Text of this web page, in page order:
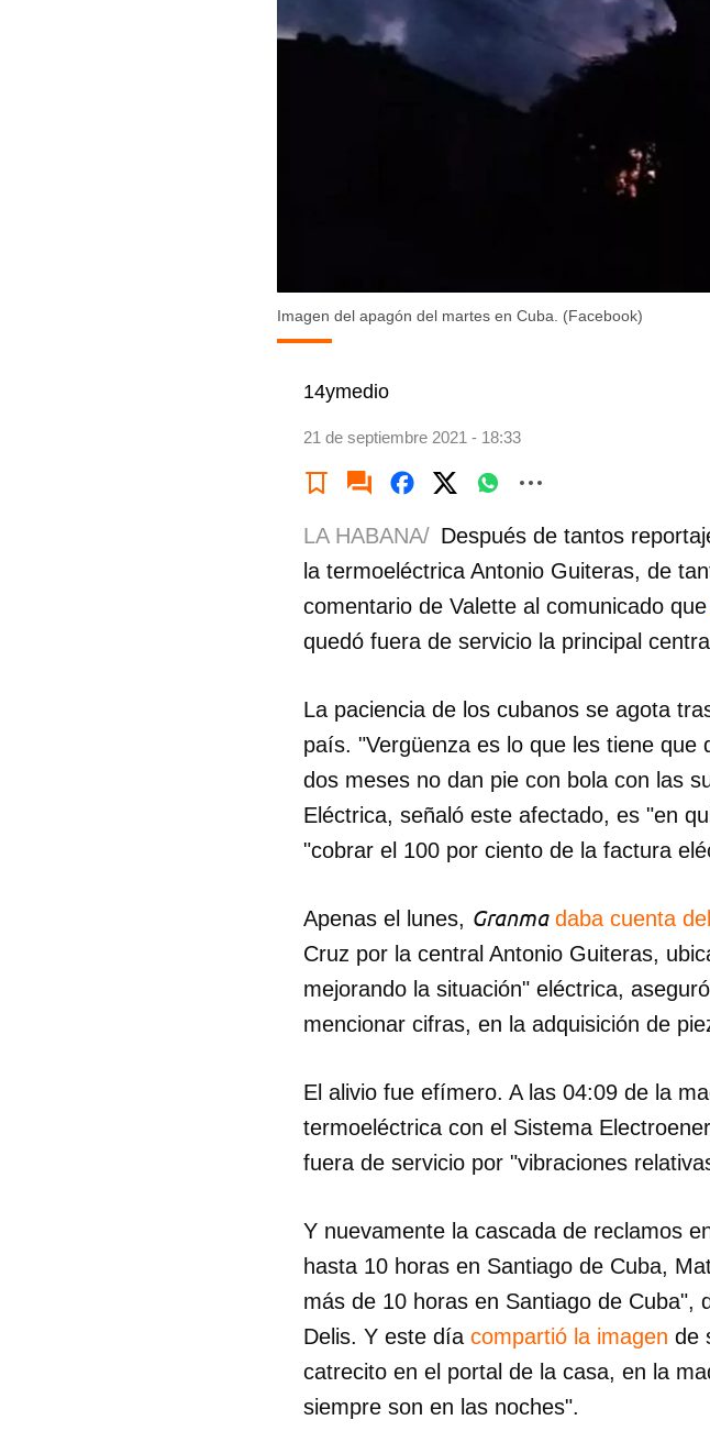
Imagen del apagón del martes en Cuba. (Facebook)
14ymedio
21 de septiembre 2021 - 18:33
LA HABANA/ Después de tantos
la termoeléctrica Antonio Guiteras, de
comentario de Valette al comunicado que
quedó fuera de servicio la principal
La paciencia de los cubanos se agota
país. "Vergüenza es lo que les tiene
dos meses no dan pie con bola con las
Eléctrica, señaló este afectado, es "en
"cobrar el 100 por ciento de la factura
Apenas el lunes, Granma daba cuenta
Cruz por la central Antonio Guiteras,
mejorando la situación" eléctrica,
mencionar cifras, en la adquisición de
El alivio fue efímero. A las 04:09 de la
termoeléctrica con el Sistema
fuera de servicio por "vibraciones
Y nuevamente la cascada de reclamos
hasta 10 horas en Santiago de Cuba,
más de 10 horas en Santiago de Cuba",
Delis. Y este día compartió la imagen de
catrecito en el portal de la casa, en la
siempre son en las noches".